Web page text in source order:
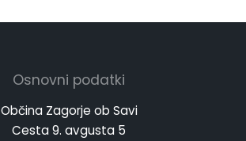
Osnovni podatki
Občina Zagorje ob Savi
Cesta 9. avgusta 5